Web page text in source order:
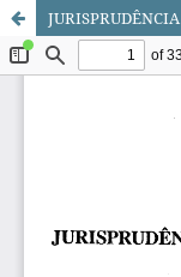
JURISPRUDÊNCIA